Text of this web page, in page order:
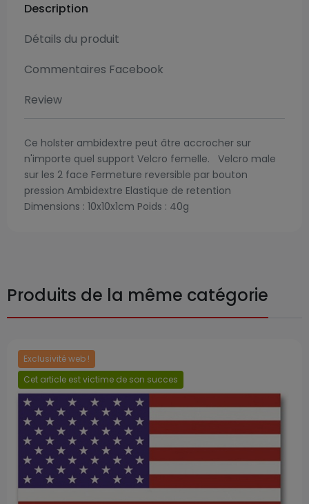
Description
Détails du produit
Commentaires Facebook
Review
Ce holster ambidextre peut âtre accrocher sur
n'importe quel support Velcro femelle. Velcro male
sur les 2 face Fermeture reversible par bouton
pression Ambidextre Elastique de retention
Dimensions : 10x10x1cm Poids : 40g
Produits de la même catégorie
Exclusivité web !
Cet article est victime de son succes
Prix